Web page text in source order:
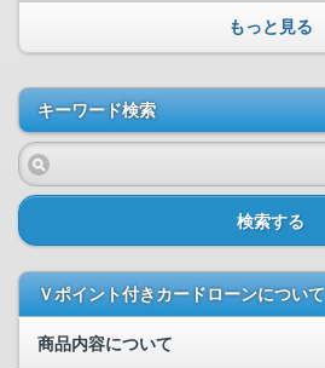
もっと見る
キーワード検索
検索する
Ｖポイント付きカードローンについて
商品内容について